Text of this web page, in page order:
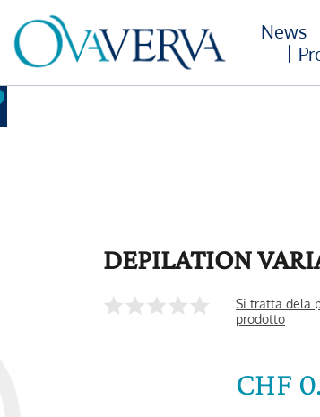
News
DEPILATION
Si tratta dela
prodotto
CHF